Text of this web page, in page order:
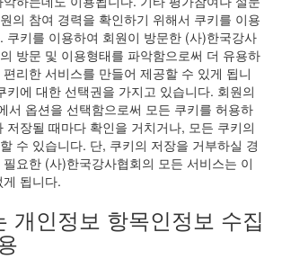
의 참여 경력을 확인하기 위해서 쿠키를 이용
쿠키를 이용하여 회원이 방문한 (사)한국강사
방문 및 이용형태를 파악함으로써 더 유용하
리한 서비스를 만들어 제공할 수 있게 됩니
키에 대한 선택권을 가지고 있습니다. 회원의
서 옵션을 선택함으로써 모든 쿠키를 허용하
저장될 때마다 확인을 거치거나, 모든 쿠키의
수 있습니다. 단, 쿠키의 저장을 거부하실 경
요한 (사)한국강사협회의 모든 서비스는 이
됩니다.
개인정보 항목인정보 수집